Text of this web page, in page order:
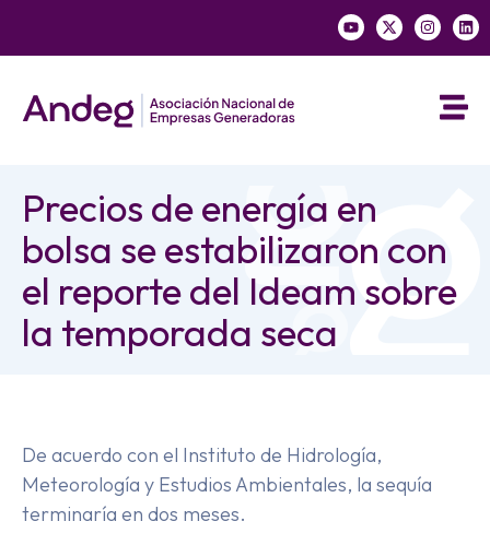
Precios de energía en
bolsa se estabilizaron con
el reporte del Ideam sobre
la temporada seca
De acuerdo con el Instituto de Hidrología,
Meteorología y Estudios Ambientales, la sequía
terminaría en dos meses.